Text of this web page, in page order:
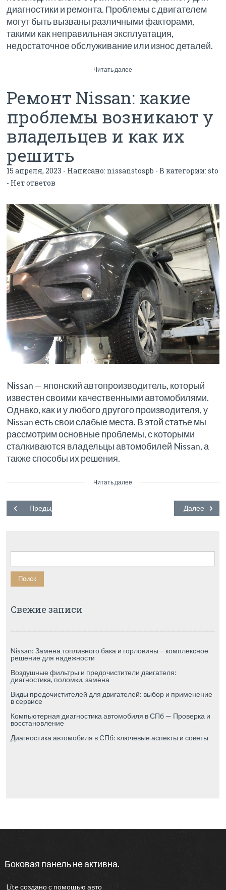
диагностики и ремонта. Проблемы с двигателем
могут быть вызваны различными факторами,
такими как неправильная эксплуатация,
недостаточное обслуживание или износ деталей.
Читать далее
Ремонт Nissan: какие
проблемы возникают у
владельцев и как их
решить
15 апреля, 2023 - Написано: nissanstospb - В категории:sto
- Нет ответов
Nissan — японский автопроизводитель, который
известен своими качественными автомобилями.
Однако, как и у любого другого производителя, у
Nissan есть свои слабые места. В этой статье мы
рассмотрим основные проблемы, с которыми
сталкиваются владельцы автомобилей Nissan, а
также способы их решения.
Читать далее
Предыдущий Далее
Найти:
Свежие записи
Nissan: Замена топливного бака и горловины – комплексное
решение для надежности
Воздушные фильтры и предочистители двигателя:
диагностика, поломки, замена
Виды предочистителей для двигателей: выбор и применение
в сервисе
Компьютерная диагностика автомобиля в СПб — Проверка и
восстановление
Диагностика автомобиля в СПб: ключевые аспекты и советы
Боковая панель не активна.
Liteсоздано с помощью авто